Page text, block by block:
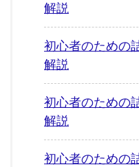
解説
初心者のため
解説
初心者のため
解説
初心者のため